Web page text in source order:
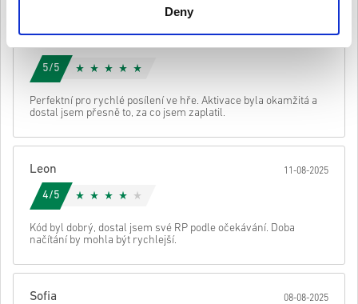
Deny
Podívej se na rychlý návod výše nebo postupuj podle kroků níže 👇
• Vyber si produkt
• Zadej svou e-mailovou adresu
Poté obdržíš e-mail s bezpečným odkazem pro přístup ke svému
kódu.
• Tyto kódy nemají datum vypršení platnosti.
• Pro některé produkty můžete obdržet více než jeden kód..
zrušení
5/5
Perfektní pro rychlé posílení ve hře. Aktivace byla okamžitá a
dostal jsem přesně to, za co jsem zaplatil.
Leon 11-08-2025
4/5
Kód byl dobrý, dostal jsem své RP podle očekávání. Doba
načítání by mohla být rychlejší.
Sofia 08-08-2025